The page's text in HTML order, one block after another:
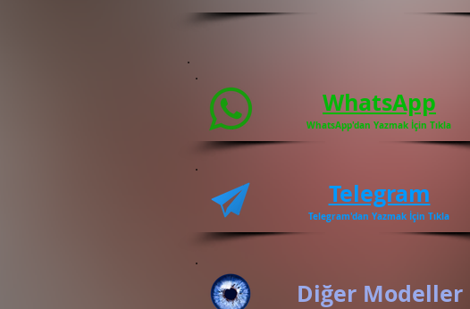
WhatsApp
WhatsApp'dan Yazmak İçin Tıkla
Telegram
Telegram'dan Yazmak İçin Tıkla
Diğer Modeller